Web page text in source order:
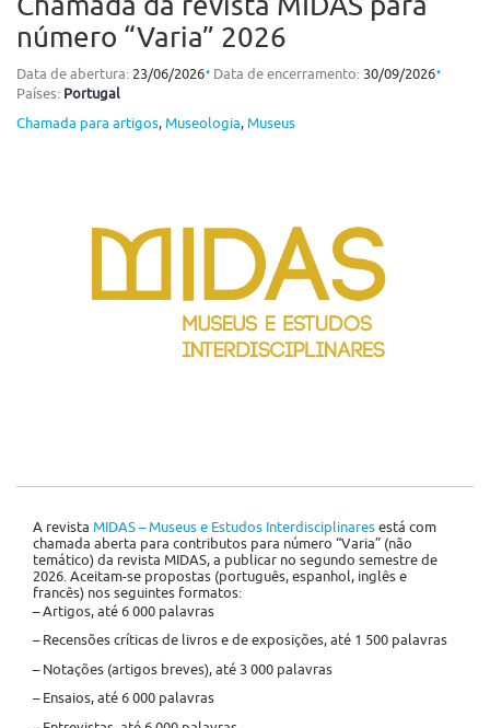
Chamada da revista MIDAS para
número “Varia” 2026
Data de abertura: 23/06/2026⋅ Data de encerramento: 30/09/2026⋅
Países: Portugal
Chamada para artigos, Museologia, Museus
A revista MIDAS – Museus e Estudos Interdisciplinares está com
chamada aberta para contributos para número “Varia” (não
temático) da revista MIDAS, a publicar no segundo semestre de
2026. Aceitam-se propostas (português, espanhol, inglês e
francês) nos seguintes formatos:
– Artigos, até 6 000 palavras
– Recensões críticas de livros e de exposições, até 1 500 palavras
– Notações (artigos breves), até 3 000 palavras
– Ensaios, até 6 000 palavras